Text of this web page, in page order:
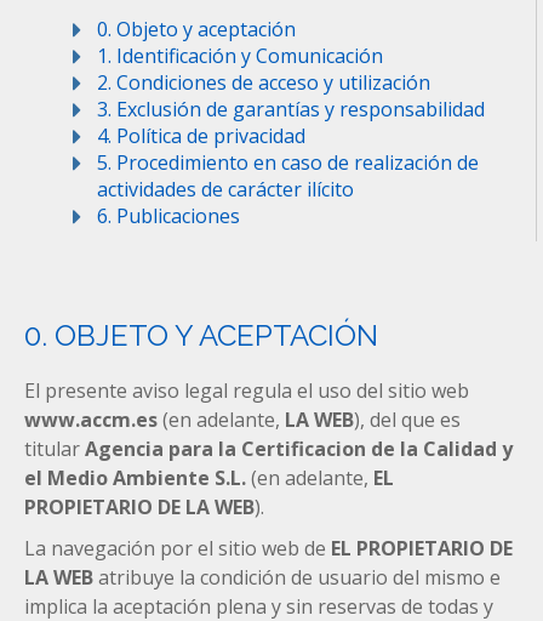
0. Objeto y aceptación
1. Identificación y Comunicación
2. Condiciones de acceso y utilización
3. Exclusión de garantías y responsabilidad
4. Política de privacidad
5. Procedimiento en caso de realización de
actividades de carácter ilícito
6. Publicaciones
0. OBJETO Y ACEPTACIÓN
El presente aviso legal regula el uso del sitio web
www.accm.es(en adelante, LA WEB), del que es
titularAgencia para la Certificacion de la Calidad y
el Medio Ambiente S.L.(en adelante, EL
PROPIETARIO DE LA WEB).
La navegación por el sitio web de EL PROPIETARIO DE
LA WEBatribuye la condición de usuario del mismo e
implica la aceptación plena y sin reservas de todas y